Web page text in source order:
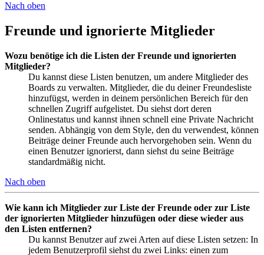
Nach oben
Freunde und ignorierte Mitglieder
Wozu benötige ich die Listen der Freunde und ignorierten
Mitglieder?
Du kannst diese Listen benutzen, um andere Mitglieder des
Boards zu verwalten. Mitglieder, die du deiner Freundesliste
hinzufügst, werden in deinem persönlichen Bereich für den
schnellen Zugriff aufgelistet. Du siehst dort deren
Onlinestatus und kannst ihnen schnell eine Private Nachricht
senden. Abhängig von dem Style, den du verwendest, können
Beiträge deiner Freunde auch hervorgehoben sein. Wenn du
einen Benutzer ignorierst, dann siehst du seine Beiträge
standardmäßig nicht.
Nach oben
Wie kann ich Mitglieder zur Liste der Freunde oder zur Liste
der ignorierten Mitglieder hinzufügen oder diese wieder aus
den Listen entfernen?
Du kannst Benutzer auf zwei Arten auf diese Listen setzen: In
jedem Benutzerprofil siehst du zwei Links: einen zum